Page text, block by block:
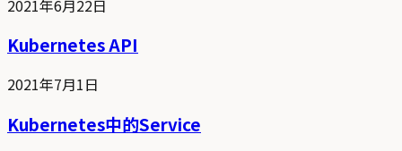
2021年6月22日
Kubernetes API
2021年7月1日
Kubernetes中的Service